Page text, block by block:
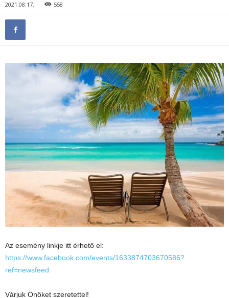
2021.08.17. 558
Az esemény linkje itt érhető el:
https://www.facebook.com/events/1633874703670586?
ref=newsfeed
Várjuk Önöket szeretettel!